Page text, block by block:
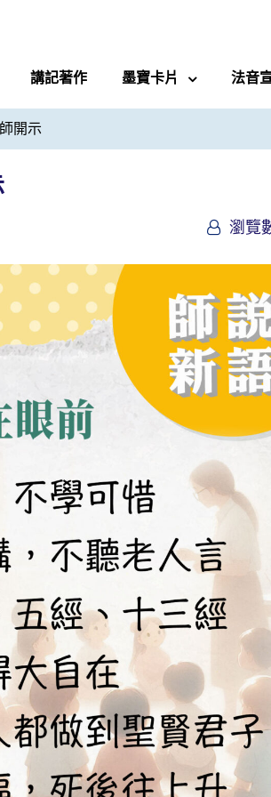
講記著作 墨寶卡片 法音
開示
瀏覽